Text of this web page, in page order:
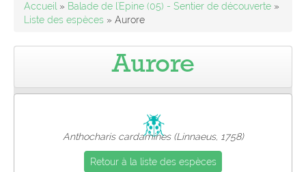
Accueil » Balade de l'Epine (05) - Sentier de découverte »
Liste des espèces » Aurore
Aurore
Anthocharis cardamines (Linnaeus, 1758)
Retour à la liste des espèces